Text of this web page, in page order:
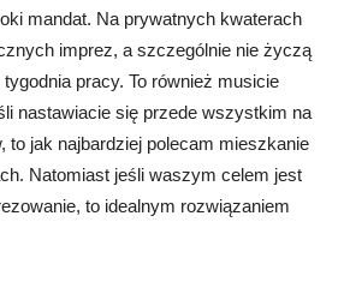
mandat. Na prywatnych kwaterach
imprez, a szczególnie nie życzą
pracy. To również musicie
nastawiacie się przede wszystkim na
to jak najbardziej polecam mieszkanie
Natomiast jeśli waszym celem jest
to idealnym rozwiązaniem